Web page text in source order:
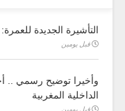
التأشيرة الجديدة
قبل يومين
وأخيرا توضيح رسمي ..
الداخلية المغربية